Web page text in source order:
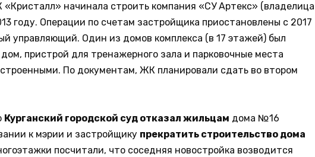
начинала строить компания «СУ Артекс» (владелица
году. Операции по счетам застройщика приостановлены с 2017
управляющий. Один из домов комплекса (в 17 этажей) был
пристрой для тренажерного зала и парковочные места
По документам, ЖК планировали сдать во втором
Курганский городской суд отказал жильцам дома №16
к мэрии и застройщику прекратить строительство дома
посчитали, что соседняя новостройка возводится